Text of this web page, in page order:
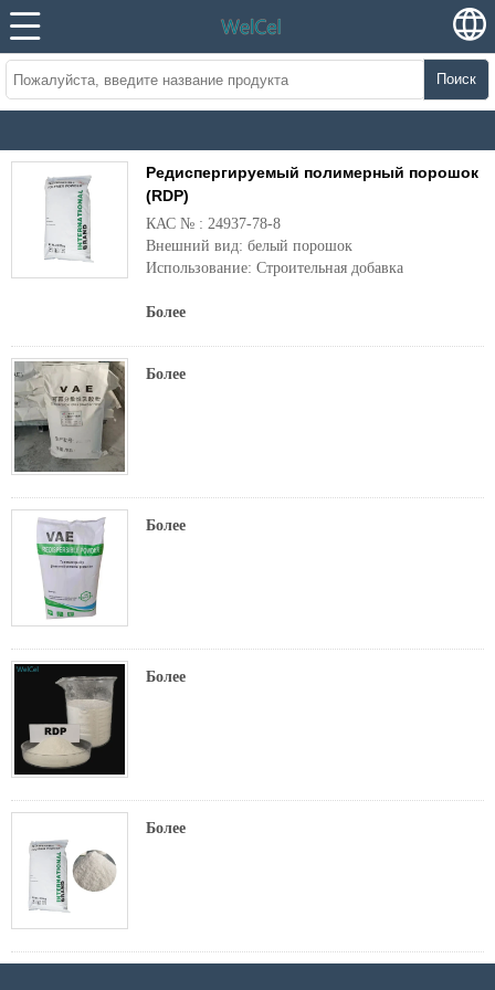
Поиск
Редиспергируемый полимерный порошок
(RDP)
КАС № : 24937-78-8
Внешний вид: белый порошок
Использование: Строительная добавка
Более
Более
Более
Более
Более